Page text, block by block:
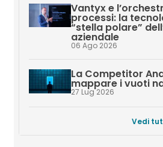
Vantyx e
processi: la
“stella polare”
aziendale
06 Ago 2026
La Competitor
mappare i vuoti
27 Lug 2026
Vedi